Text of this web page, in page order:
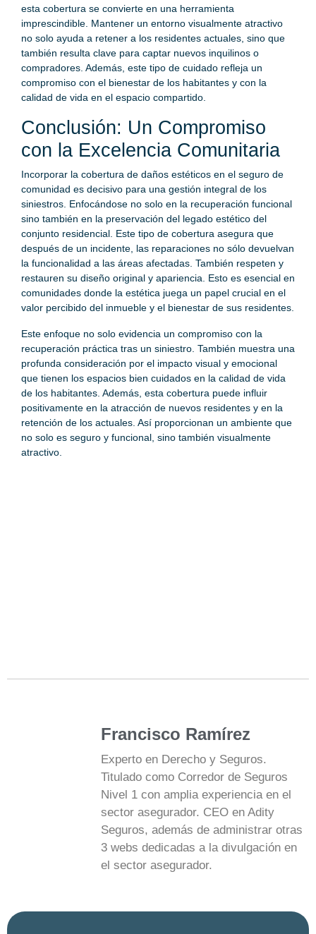
esta cobertura se convierte en una herramienta
imprescindible. Mantener un entorno visualmente atractivo
no solo ayuda a retener a los residentes actuales, sino que
también resulta clave para captar nuevos inquilinos o
compradores. Además, este tipo de cuidado refleja un
compromiso con el bienestar de los habitantes y con la
calidad de vida en el espacio compartido.
Conclusión: Un Compromiso
con la Excelencia Comunitaria
Incorporar la cobertura de daños estéticos en el seguro de
comunidad es decisivo para una gestión integral de los
siniestros. Enfocándose no solo en la recuperación funcional
sino también en la preservación del legado estético del
conjunto residencial. Este tipo de cobertura asegura que
después de un incidente, las reparaciones no sólo devuelvan
la funcionalidad a las áreas afectadas. También respeten y
restauren su diseño original y apariencia. Esto es esencial en
comunidades donde la estética juega un papel crucial en el
valor percibido del inmueble y el bienestar de sus residentes.
Este enfoque no solo evidencia un compromiso con la
recuperación práctica tras un siniestro. También muestra una
profunda consideración por el impacto visual y emocional
que tienen los espacios bien cuidados en la calidad de vida
de los habitantes. Además, esta cobertura puede influir
positivamente en la atracción de nuevos residentes y en la
retención de los actuales. Así proporcionan un ambiente que
no solo es seguro y funcional, sino también visualmente
atractivo.
Francisco Ramírez
Experto en Derecho y Seguros.
Titulado como Corredor de Seguros
Nivel 1 con amplia experiencia en el
sector asegurador. CEO en Adity
Seguros, además de administrar otras
3 webs dedicadas a la divulgación en
el sector asegurador.